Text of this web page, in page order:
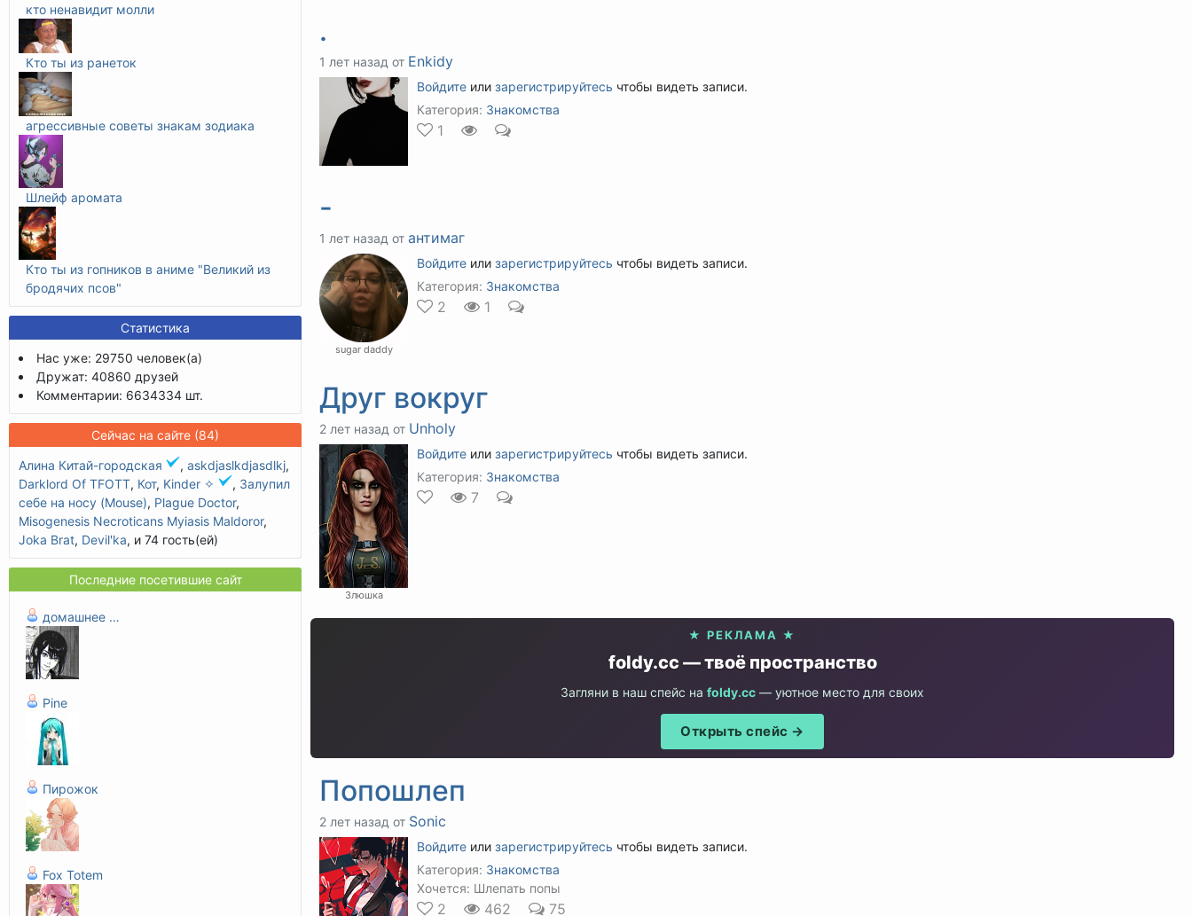
кто ненавидит молли
Кто ты из ранеток
агрессивные советы знакам зодиака
Шлейф аромата
Кто ты из гопников в аниме "Великий из
бродячих псов"
Статистика
Нас уже: 29750 человек(а)
Дружат: 40860 друзей
Комментарии: 6634334 шт.
Сейчас на сайте (84)
Алина Китай-городская
, askdjaslkdjasdlkj,
Darklord Of TFOTT, Кот, Kinder ✧ , Залупил
себе на носу (Mouse), Plague Doctor,
Misogenesis Necroticans Myiasis Maldoror,
Joka Brat, Devil'ka, и 74 гость(ей)
Последние посетившие сайт
домашнее животное
Pine
Пирожок
Fox Totem
.
1 лет назад от Enkidy
Войдите или зарегистрируйтесь чтобы видеть записи.
Категория: Знакомства
1
-
1 лет назад от антимаг
sugar daddy
Войдите или зарегистрируйтесь чтобы видеть записи.
Категория: Знакомства
2 1
Друг вокруг
2 лет назад от Unholy
Злюшка
Войдите или зарегистрируйтесь чтобы видеть записи.
Категория: Знакомства
7
★ РЕКЛАМА ★
foldy.cc — твоё пространство
Загляни в наш спейс на foldy.cc — уютное место для своих
Открыть спейс →
Попошлеп
2 лет назад от Sonic
Войдите или зарегистрируйтесь чтобы видеть записи.
Категория: Знакомства
Хочется: Шлепать попы
2 462 75